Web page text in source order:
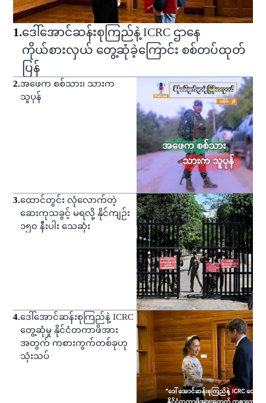
1.ဒေါ်အောင်ဆန်းစုကြည်နဲ့ ICRC ဌာနေ
ကိုယ်စားလှယ် တွေ့ဆုံခဲ့ကြောင်း စစ်တပ်ထုတ်
ပြန်
2.အဖေက စစ်သား၊ သားက
သူပုန်
3.ထောင်တွင်း လုံလောက်တဲ့
ဆေးကုသခွင့် မရလို့ နိုင်ကျဉ်း
၁၅၀ နီးပါး သေဆုံး
4.ဒေါ်အောင်ဆန်းစုကြည်နဲ့ ICRC
တွေ့ဆုံမှု နိုင်ငံတကာဖိအား
အတွက် ကစားကွက်တစ်ခုဟု
သုံးသပ်